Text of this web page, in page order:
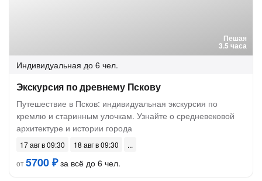
Пешая
3.5 часа
Индивидуальная до 6 чел.
Экскурсия по древнему Пскову
Путешествие в Псков: индивидуальная экскурсия по
кремлю и старинным улочкам. Узнайте о средневековой
архитектуре и истории города
17 авг в 09:30
18 авг в 09:30
от5700 ₽за всё до 6 чел.